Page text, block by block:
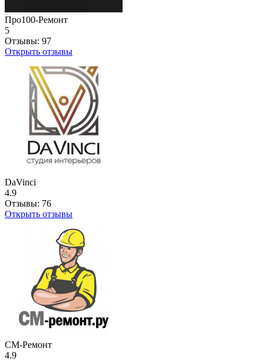
Про100-Ремонт
5
Отзывы: 97
Открыть отзывы
DaVinci
4.9
Отзывы: 76
Открыть отзывы
СМ-Ремонт
4.9